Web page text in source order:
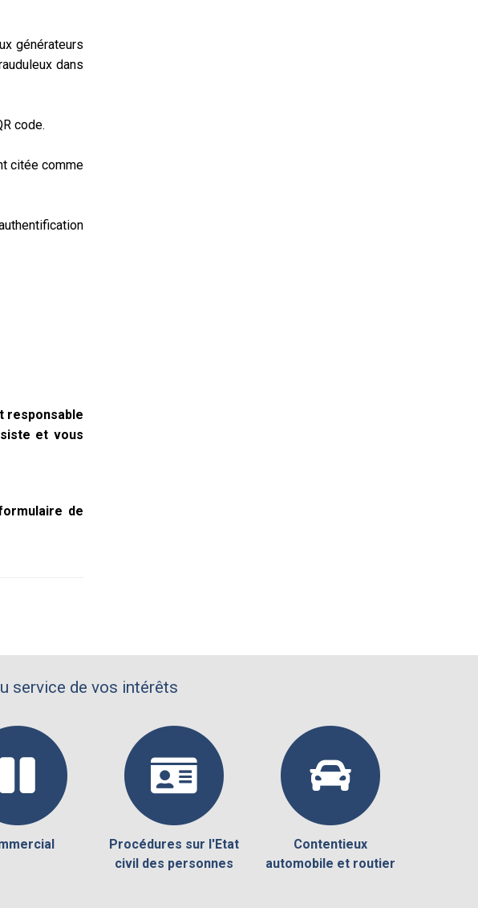
générateurs
dans
code.
citée comme
responsable
et vous
de
service de vos intérêts
Procédures sur l'Etat
civil des personnes
Contentieux
automobile et routier